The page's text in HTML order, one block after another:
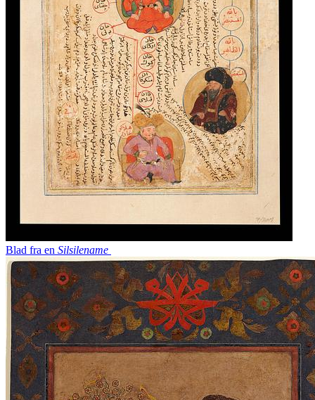
Blad fra en Silsilename